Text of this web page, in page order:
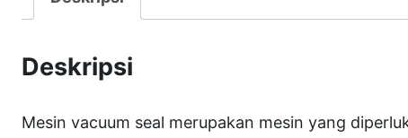
Deskripsi
Mesin vacuum seal merupakan mesin yang